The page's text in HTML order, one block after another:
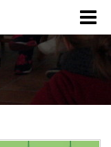
Toggle